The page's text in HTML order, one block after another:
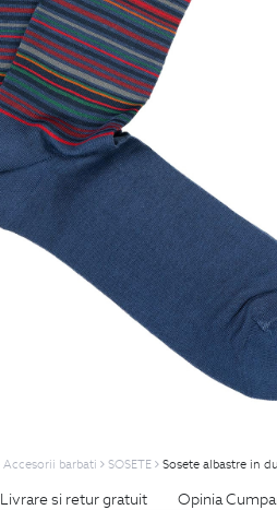
Accesorii barbati SOSETE Sosete albastre in
Livrare si retur gratuit Opinia